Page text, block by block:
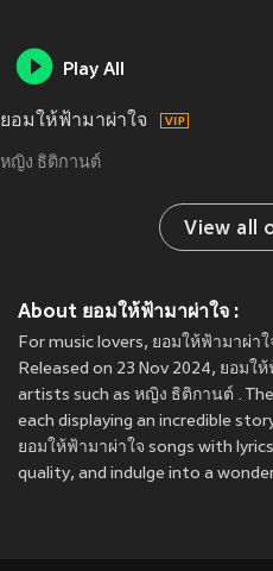
Play All
ยอมให้ฟ้ามาผ่าใจ
หญิง ธิติกานต์
View all
About ยอมให้ฟ้ามาผ่าใจ :
For music lovers, ยอมให้ฟ้ามาผ่า
Released on 23 Nov 2024, ยอม
artists such as หญิง ธิติกานต์ .
each displaying an incredible
ยอมให้ฟ้ามาผ่าใจ songs with
quality, and indulge into a